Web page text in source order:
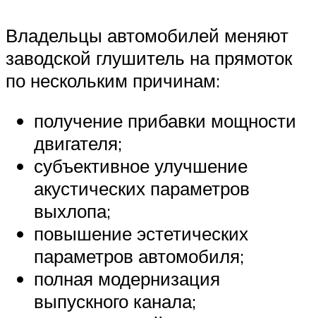
Владельцы автомобилей меняют
заводской глушитель на прямоток
по нескольким причинам:
получение прибавки мощности
двигателя;
субъективное улучшение
акустических параметров
выхлопа;
повышение эстетических
параметров автомобиля;
полная модернизация
выпускного канала;